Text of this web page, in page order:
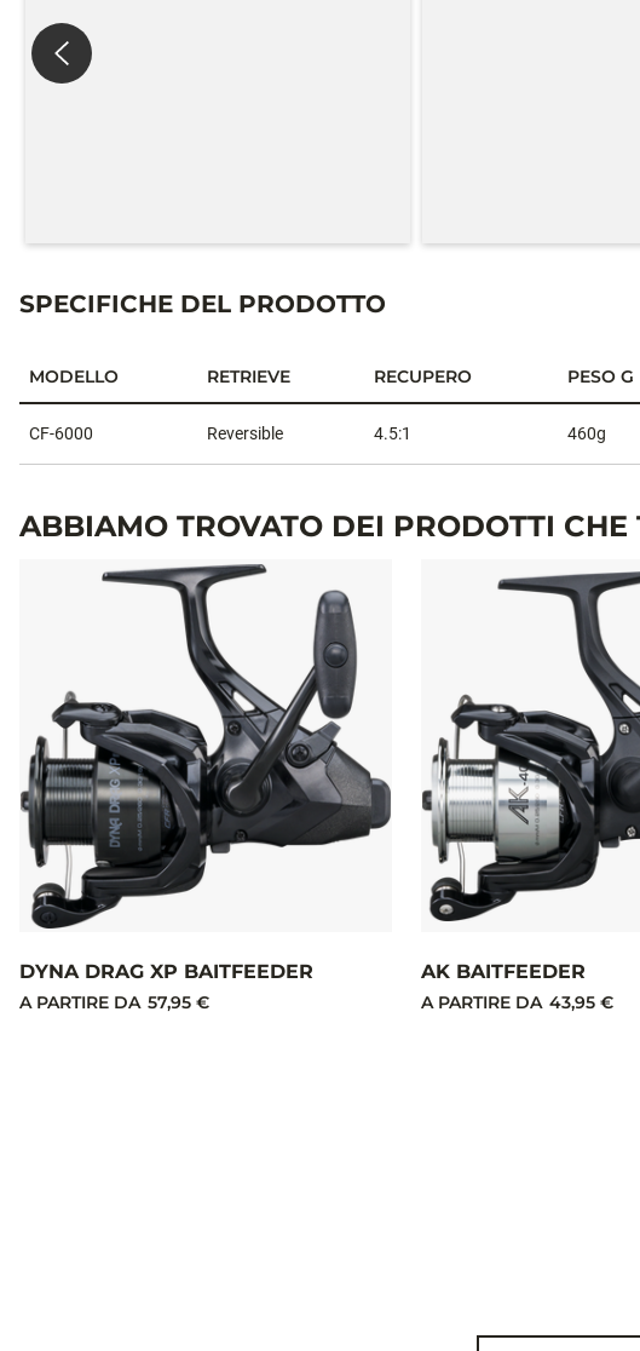
SPECIFICHE DEL PRODOTTO
MODELLO RETRIEVE RECUPERO PESO G
CF-6000 Reversible 4.5:1 460g
ABBIAMO TROVATO DEI PRODOTTI CHE
DYNA DRAG XP BAITFEEDER
A PARTIRE DA 57,95 €
AK BAITFEEDER
A PARTIRE DA 43,95 €